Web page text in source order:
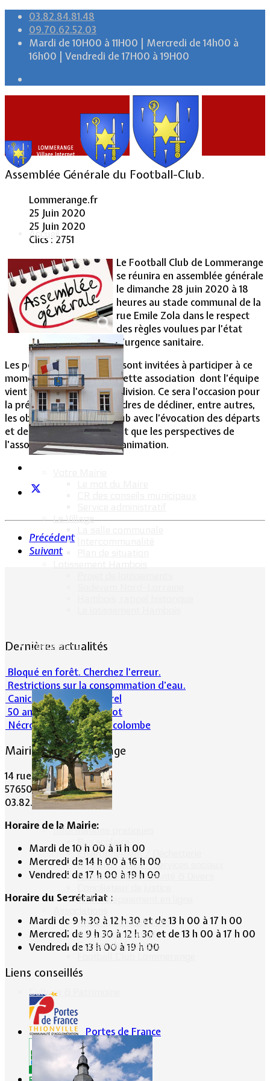
03.82.84.81.48
09.70.62.52.03
Mardi de 10H00 à 11H00 | Mercredi de 14h00 à
16h00 | Vendredi de 17H00 à 19H00
Accueil
Vie Municipale
Le Village
Cadre de vie
Informations pratiques
Bus scolaire
Environnement / Déchetterie
Numéros utiles - Services sociaux
Numéros utiles -Santé & Divers
TIPI : Télépaiement en ligne
Anciens combattants
ASK Lommerange
Conseil de fabrique
Culture & Patrimoine
Assemblée Générale du Football-Club.
Lommerange.fr
25 Juin 2020
25 Juin 2020
Clics : 2751
Le Football Club de Lommerange
se réunira en assemblée générale
le dimanche 28 juin 2020 à 18
heures au stade communal de la
rue Emile Zola dans le respect
des règles voulues par l’état
d’urgence sanitaire.
Les personnes intéressées sont invitées à participer à ce
moment fort de la vie de cette association dont l’équipe
vient d’accéder à la 3ème division. Ce sera l’occasion pour
la présidente Christelle Andres de décliner, entre autres,
les objectifs sportifs du club avec l’évocation des départs
et des arrivées, tout autant que les perspectives de
l’association en matière d’animation.
Précédent
Suivant
Dernières actualités
Bloqué en forêt. Cherchez l’erreur.
Restrictions sur la consommation d'eau.
Canicule et milieu naturel
50 ans d’histoires de foot
Nécrologie : Norbert Lacolombe
Mairie de Lommerange
14 rue Maréchal Joffre
57650 LOMMERANGE
03.82.84.81.48
Horaire de la Mairie:
Mardi de 10 h 00 à 11 h 00
Mercredi de 14 h 00 à 16 h 00
Vendredi de 17 h 00 à 19 h 00
Horaire du Secrétariat :
Mardi de 9 h 30 à 12 h 30 et de 13 h 00 à 17 h 00
Mercredi de 9 h 30 à 12 h 30 et de 13 h 00 à 17 h 00
Vendredi de 13 h 00 à 19 h 00
Liens conseillés
Portes de France